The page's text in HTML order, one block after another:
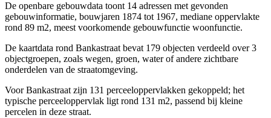
De openbare gebouwdata toont 14 adressen met gevonden
gebouwinformatie, bouwjaren 1874 tot 1967, mediane oppervlakte
rond 89 m2, meest voorkomende gebouwfunctie woonfunctie.
De kaartdata rond Bankastraat bevat 179 objecten verdeeld over 3
objectgroepen, zoals wegen, groen, water of andere zichtbare
onderdelen van de straatomgeving.
Voor Bankastraat zijn 131 perceeloppervlakken gekoppeld; het
typische perceeloppervlak ligt rond 131 m2, passend bij kleine
percelen in deze straat.